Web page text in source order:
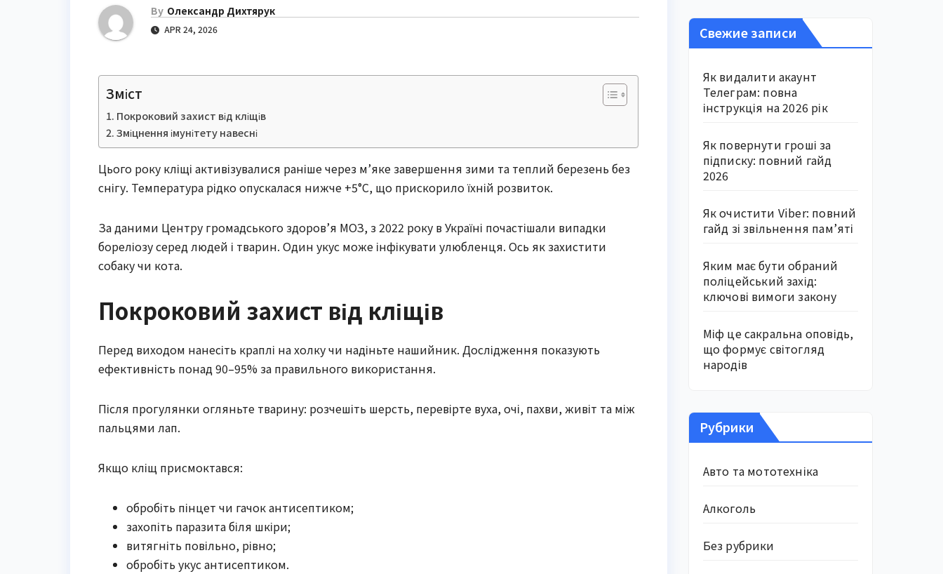
By Олександр Дихтярук
APR 24, 2026
Зміст
Покроковий захист від кліщів
Зміцнення імунітету навесні
Цього року кліщі активізувалися раніше через м’яке завершення зими та теплий березень без
снігу. Температура рідко опускалася нижче +5°C, що прискорило їхній розвиток.
За даними Центру громадського здоров’я МОЗ, з 2022 року в Україні почастішали випадки
бореліозу серед людей і тварин. Один укус може інфікувати улюбленця. Ось як захистити
собаку чи кота.
Покроковий захист від кліщів
Перед виходом нанесіть краплі на холку чи надіньте нашийник. Дослідження показують
ефективність понад 90–95% за правильного використання.
Після прогулянки огляньте тварину: розчешіть шерсть, перевірте вуха, очі, пахви, живіт та між
пальцями лап.
Якщо кліщ присмоктався:
обробіть пінцет чи гачок антисептиком;
захопіть паразита біля шкіри;
витягніть повільно, рівно;
обробіть укус антисептиком.
Свежие записи
Як видалити акаунт
Телеграм: повна
інструкція на 2026 рік
Як повернути гроші за
підписку: повний гайд
2026
Як очистити Viber: повний
гайд зі звільнення пам’яті
Яким має бути обраний
поліцейський захід:
ключові вимоги закону
Міф це сакральна оповідь,
що формує світогляд
народів
Рубрики
Авто та мототехніка
Алкоголь
Без рубрики